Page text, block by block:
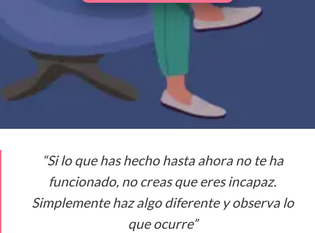
“Si lo que has hecho hasta ahora no te ha
funcionado, no creas que eres incapaz.
Simplemente haz algo diferente y observa lo
que ocurre”